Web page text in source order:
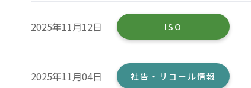
2025年11月12日 ISO
2025年11月04日 社告・リコール情報